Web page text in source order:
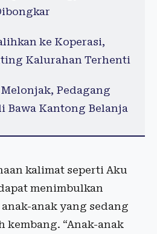
ke Koperasi,
Kalurahan Terhenti
Pedagang
Bawa Kantong Belanja
kalimat seperti Aku
menimbulkan
anak yang sedang
kembang. “Anak-anak